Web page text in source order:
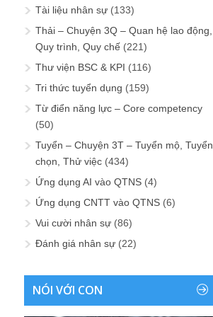
Tài liệu nhân sự (133)
Thải – Chuyện 3Q – Quan hệ lao động,
Quy trình, Quy chế (221)
Thư viện BSC & KPI (116)
Tri thức tuyển dụng (159)
Từ điển năng lực – Core competency
(50)
Tuyển – Chuyện 3T – Tuyển mộ, Tuyển
chọn, Thử việc (434)
Ứng dụng AI vào QTNS (4)
Ứng dụng CNTT vào QTNS (6)
Vui cười nhân sự (86)
Đánh giá nhân sự (22)
NÓI VỚI CON